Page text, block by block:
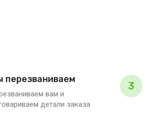
перезваниваем
вам и
детали заказа
3